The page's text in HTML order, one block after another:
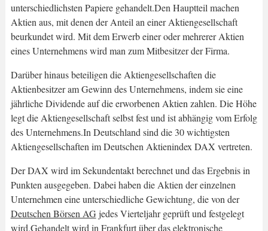
unterschiedlichsten Papiere gehandelt.Den Hauptteil machen
Aktien aus, mit denen der Anteil an einer Aktiengesellschaft
beurkundet wird. Mit dem Erwerb einer oder mehrerer Aktien
eines Unternehmens wird man zum Mitbesitzer der Firma.
Darüber hinaus beteiligen die Aktiengesellschaften die
Aktienbesitzer am Gewinn des Unternehmens, indem sie eine
jährliche Dividende auf die erworbenen Aktien zahlen. Die Höhe
legt die Aktiengesellschaft selbst fest und ist abhängig vom Erfolg
des Unternehmens.In Deutschland sind die 30 wichtigsten
Aktiengesellschaften im Deutschen Aktienindex DAX vertreten.
Der DAX wird im Sekundentakt berechnet und das Ergebnis in
Punkten ausgegeben. Dabei haben die Aktien der einzelnen
Unternehmen eine unterschiedliche Gewichtung, die von der
Deutschen Börsen AGjedes Vierteljahr geprüft und festgelegt
wird.Gehandelt wird in Frankfurt über das elektronische